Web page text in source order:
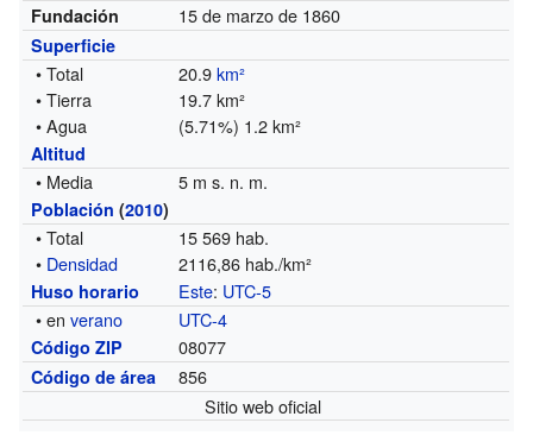
Fundación 15 de marzo de 1860
Superficie
• Total 20.9km²
• Tierra
19.7 km²
• Agua
(5.71%) 1.2 km²
Altitud
• Media 5 m s. n. m.
Población (2010)
• Total
15 569 hab.
• Densidad 2116,86 hab./km²
Huso horario Este: UTC-5
• enverano UTC-4
Código ZIP 08077
Código de área
856
Sitio web oficial